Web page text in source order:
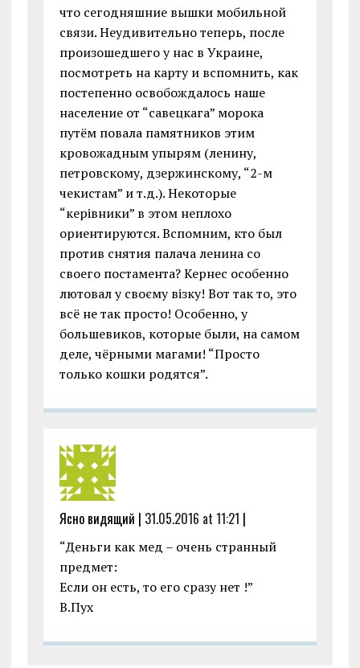
что сегодняшние вышки мобильной
связи. Неудивительно теперь, после
произошедшего у нас в Украине,
посмотреть на карту и вспомнить, как
постепенно освобождалось наше
население от “савецкага” морока
путём повала памятников этим
кровожадным упырям (ленину,
петровскому, дзержинскому, “2-м
чекистам” и т.д.). Некоторые
“керівники” в этом неплохо
ориентируются. Вспомним, кто был
против снятия палача ленина со
своего постамента? Кернес особенно
лютовал у своєму візку! Вот так то, это
всё не так просто! Особенно, у
большевиков, которые были, на самом
деле, чёрными магами! “Просто
только кошки родятся”.
Ясно видящий | 31.05.2016 at 11:21 |
“Деньги как мед – очень странный
предмет:
Если он есть, то его сразу нет !”
В.Пух